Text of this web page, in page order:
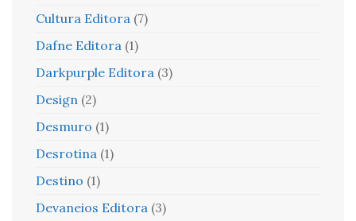
Cultura Editora (7)
Dafne Editora (1)
Darkpurple Editora (3)
Design (2)
Desmuro (1)
Desrotina (1)
Destino (1)
Devaneios Editora (3)